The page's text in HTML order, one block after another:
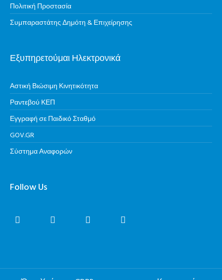
Πολιτική Προστασία
Συμπαραστάτης Δημότη & Επιχείρησης
Εξυπηρετούμαι Ηλεκτρονικά
Αστική Βιώσιμη Κινητικότητα
Ραντεβού ΚΕΠ
Εγγραφή σε Παιδικό Σταθμό
GOV.GR
Σύστημα Αναφορών
Follow Us